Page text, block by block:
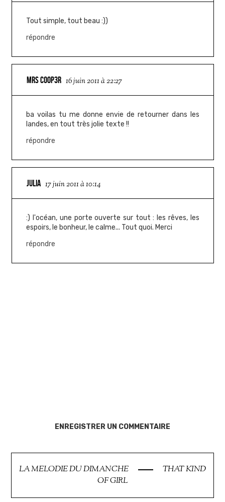
Tout simple, tout beau :))
répondre
MRS COOP3R 16 juin 2011 à 22:27
ba voilas tu me donne envie de retourner dans les
landes, en tout très jolie texte !!
répondre
JULIA 17 juin 2011 à 10:14
:) l'océan, une porte ouverte sur tout : les rêves, les
espoirs, le bonheur, le calme... Tout quoi. Merci
répondre
ENREGISTRER UN COMMENTAIRE
LA MELODIE DU DIMANCHE
THAT KIND
OF GIRL